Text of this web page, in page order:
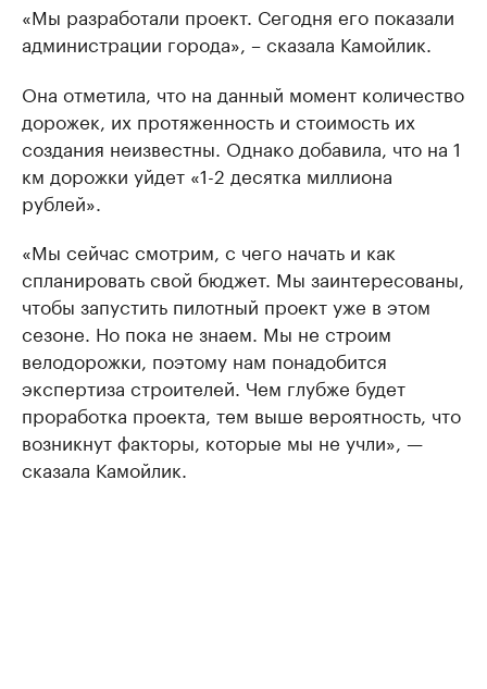
«Мы разработали проект. Сегодня его показали
администрации города», – сказала Камойлик.
Она отметила, что на данный момент количество
дорожек, их протяженность и стоимость их
создания неизвестны. Однако добавила, что на 1
км дорожки уйдет «1-2 десятка миллиона
рублей».
«Мы сейчас смотрим, с чего начать и как
спланировать свой бюджет. Мы заинтересованы,
чтобы запустить пилотный проект уже в этом
сезоне. Но пока не знаем. Мы не строим
велодорожки, поэтому нам понадобится
экспертиза строителей. Чем глубже будет
проработка проекта, тем выше вероятность, что
возникнут факторы, которые мы не учли», —
сказала Камойлик.